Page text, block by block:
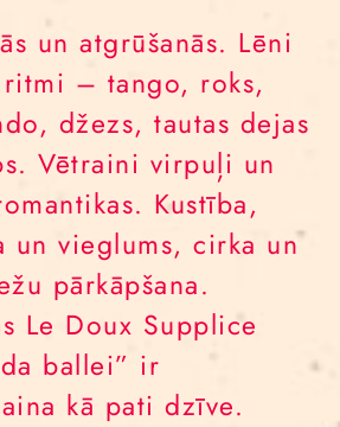
un atgrūšanās. Lēni
– tango, roks,
džezs, tautas dejas
Vētraini virpuļi un
Kustība,
un vieglums, cirka un
pārkāpšana.
Le Doux Supplice
ballei” ir
kā pati dzīve.